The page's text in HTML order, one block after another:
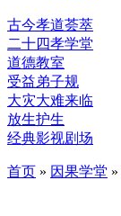
古今孝道荟萃
二十四孝学堂
道德教室
受益弟子规
大灾大难来临
放生护生
经典影视剧场
首页 » 因果学堂 »